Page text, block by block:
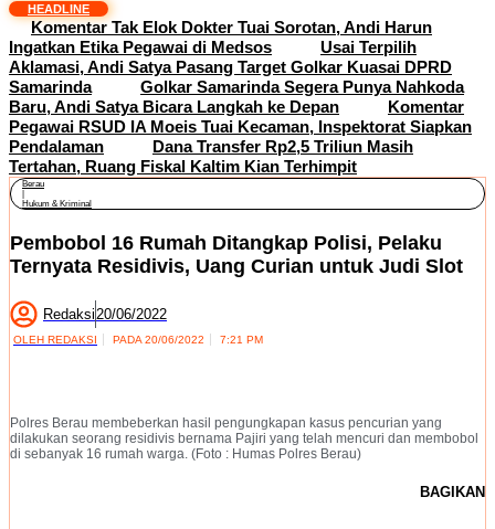
HEADLINE
Komentar Tak Elok Dokter Tuai Sorotan, Andi Harun
Ingatkan Etika Pegawai di Medsos
Usai Terpilih
Aklamasi, Andi Satya Pasang Target Golkar Kuasai DPRD
Samarinda
Golkar Samarinda Segera Punya Nahkoda
Baru, Andi Satya Bicara Langkah ke Depan
Komentar
Pegawai RSUD IA Moeis Tuai Kecaman, Inspektorat Siapkan
Pendalaman
Dana Transfer Rp2,5 Triliun Masih
Tertahan, Ruang Fiskal Kaltim Kian Terhimpit
Berau
Hukum & Kriminal
Pembobol 16 Rumah Ditangkap Polisi, Pelaku
Ternyata Residivis, Uang Curian untuk Judi Slot
Redaksi 20/06/2022
OLEH REDAKSI PADA 20/06/2022 7:21 PM
Polres Berau membeberkan hasil pengungkapan kasus pencurian yang
dilakukan seorang residivis bernama Pajiri yang telah mencuri dan membobol
di sebanyak 16 rumah warga. (Foto : Humas Polres Berau)
BAGIKAN